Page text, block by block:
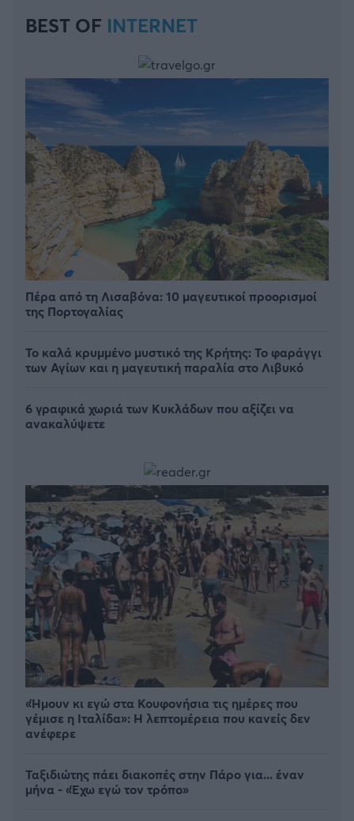
BEST OF INTERNET
Πέρα από τη Λισαβόνα: 10 μαγευτικοί προορισμοί
της Πορτογαλίας
Το καλά κρυμμένο μυστικό της Κρήτης: Το φαράγγι
των Αγίων και η μαγευτική παραλία στο Λιβυκό
6 γραφικά χωριά των Κυκλάδων που αξίζει να
ανακαλύψετε
«Ήμουν κι εγώ στα Κουφονήσια τις ημέρες που
γέμισε η Ιταλίδα»: Η λεπτομέρεια που κανείς δεν
ανέφερε
Ταξιδιώτης πάει διακοπές στην Πάρο για... έναν
μήνα - «Έχω εγώ τον τρόπο»